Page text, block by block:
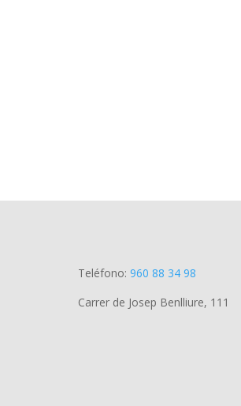
Teléfono: 960 88 34 98
Carrer de Josep Benlliure, 111